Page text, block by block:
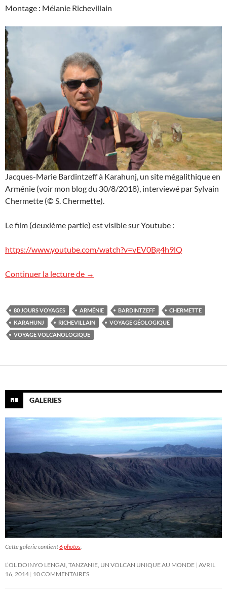
Montage : Mélanie Richevillain
Jacques-Marie Bardintzeff à Karahunj, un site mégalithique en
Arménie (voir mon blog du 30/8/2018), interviewé par Sylvain
Chermette (© S. Chermette).
Le film (deuxième partie) est visible sur Youtube :
https://www.youtube.com/watch?v=vEV0Bg4h9lQ
Continuer la lecture de Arménie : le film ! (2e partie)
→
80 JOURS VOYAGES ARMÉNIE BARDINTZEFF
CHERMETTE
KARAHUNJ
RICHEVILLAIN
VOYAGE GÉOLOGIQUE
VOYAGE VOLCANOLOGIQUE
GALERIES
Cette galerie contient6 photos
L’OL DOINYO LENGAI, TANZANIE, UN VOLCAN UNIQUE AU MONDE AVRIL
16, 2014 10 COMMENTAIRES